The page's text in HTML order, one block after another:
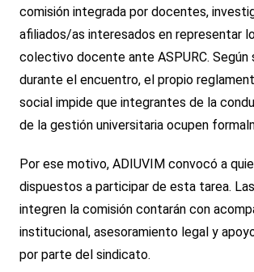
comisión integrada por docentes,
afiliados/as interesados en representar
colectivo docente ante ASPURC. Según
durante el encuentro, el propio
social impide que integrantes de la
de la gestión universitaria ocupen
Por ese motivo, ADIUVIM convocó a
dispuestos a participar de esta tarea.
integren la comisión contarán con
institucional, asesoramiento legal y
por parte del sindicato.